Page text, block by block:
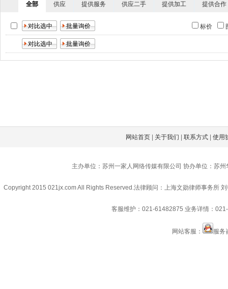
全部 供应 提供服务 供应二手 提供加工 提供合作
标价
网站首页 关于我们 |联系方式 |使用
主办单位：苏州一家人网络传媒有限公司 协办单位：苏
Copyright 2015 021jx.com All Rights Reserved.法律顾问：上海文勋律师事务所
客服维护：021-61482875 业务详情：
网站客服： 服务